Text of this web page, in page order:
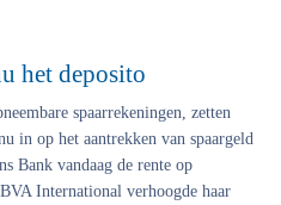
het deposito
spaarrekeningen, zetten
in op het aantrekken van spaargeld
Bank vandaag de rente op
International verhoogde haar